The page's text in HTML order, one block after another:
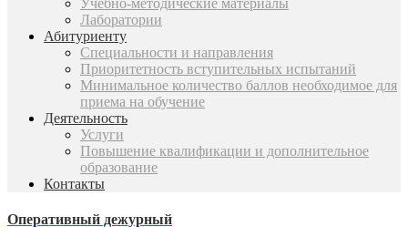
Лаборатории
Абитуриенту
Специальности и направления
Приоритетность вступительных испытаний
Минимальное количество баллов необходимое для
приема на обучение
Деятельность
Услуги
Повышение квалификации и дополнительное
образование
Контакты
Оперативный дежурный